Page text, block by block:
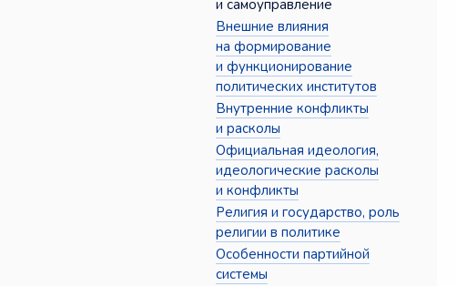
и самоуправление
Внешние влияния
на формирование
и функционирование
политических институтов
Внутренние конфликты
и расколы
Официальная идеология,
идеологические расколы
и конфликты
Религия и государство, роль
религии в политике
Особенности партийной
системы